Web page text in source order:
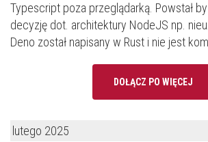
Typescript poza przeglądarką. Powstał
decyzję dot. architektury NodeJS np.
Deno został napisany w Rust i nie jest
DOŁĄCZ PO WIĘCEJ
lutego 2025